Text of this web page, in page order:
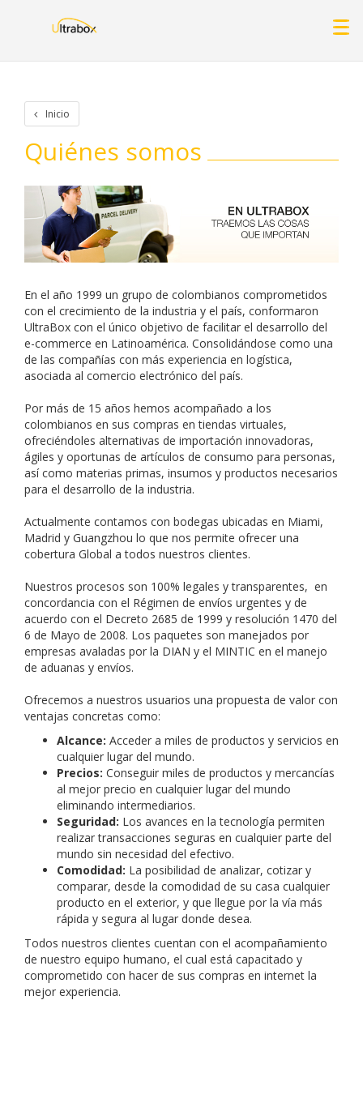
Inicio
Quiénes somos
En el año 1999 un grupo de colombianos comprometidos
con el crecimiento de la industria y el país, conformaron
UltraBox con el único objetivo de facilitar el desarrollo del
e-commerce en Latinoamérica. Consolidándose como una
de las compañías con más experiencia en logística,
asociada al comercio electrónico del país.
Por más de 15 años hemos acompañado a los
colombianos en sus compras en tiendas virtuales,
ofreciéndoles alternativas de importación innovadoras,
ágiles y oportunas de artículos de consumo para personas,
así como materias primas, insumos y productos necesarios
para el desarrollo de la industria.
Actualmente contamos con bodegas ubicadas en Miami,
Madrid y Guangzhou lo que nos permite ofrecer una
cobertura Global a todos nuestros clientes.
Nuestros procesos son 100% legales y transparentes, en
concordancia con el Régimen de envíos urgentes y de
acuerdo con el Decreto 2685 de 1999 y resolución 1470 del
6 de Mayo de 2008. Los paquetes son manejados por
empresas avaladas por la DIAN y el MINTIC en el manejo
de aduanas y envíos.
Ofrecemos a nuestros usuarios una propuesta de valor con
ventajas concretas como:
Alcance: Acceder a miles de productos y servicios en
cualquier lugar del mundo.
Precios: Conseguir miles de productos y mercancías
al mejor precio en cualquier lugar del mundo
eliminando intermediarios.
Seguridad: Los avances en la tecnología permiten
realizar transacciones seguras en cualquier parte del
mundo sin necesidad del efectivo.
Comodidad: La posibilidad de analizar, cotizar y
comparar, desde la comodidad de su casa cualquier
producto en el exterior, y que llegue por la vía más
rápida y segura al lugar donde desea.
Todos nuestros clientes cuentan con el acompañamiento
de nuestro equipo humano, el cual está capacitado y
comprometido con hacer de sus compras en internet la
mejor experiencia.